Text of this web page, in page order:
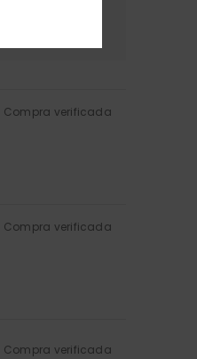
Compra verificada
Compra verificada
Compra verificada